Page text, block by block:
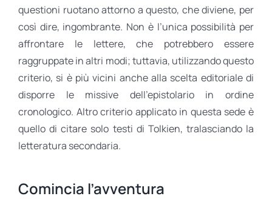
questioni ruotano attorno a questo, che diviene, per
così dire, ingombrante. Non è l’unica possibilità per
affrontare le lettere, che potrebbero essere
raggruppate in altri modi; tuttavia, utilizzando questo
criterio, si è più vicini anche alla scelta editoriale di
disporre le missive dell’epistolario in ordine
cronologico. Altro criterio applicato in questa sede è
quello di citare solo testi di Tolkien, tralasciando la
letteratura secondaria.
Comincia l’avventura